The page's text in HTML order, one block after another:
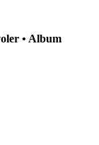
• Album